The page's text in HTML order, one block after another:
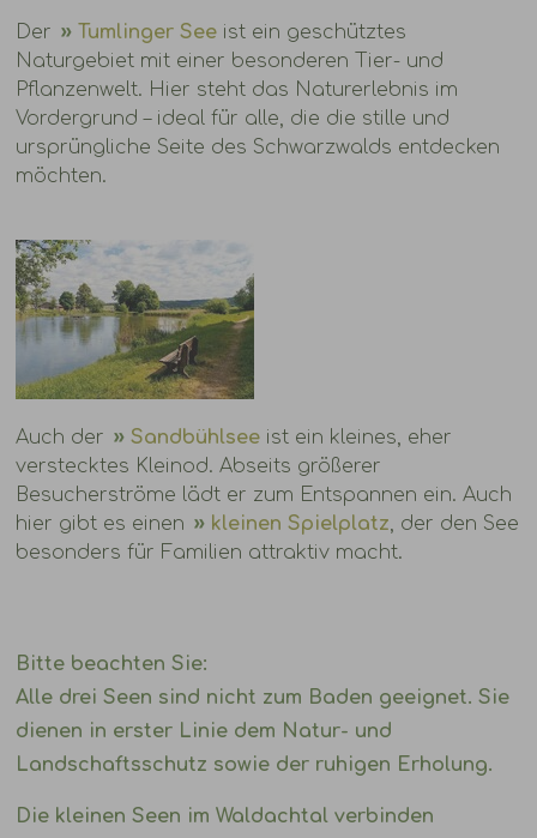
Der Tumlinger See ist ein geschütztes
Naturgebiet mit einer besonderen Tier- und
Pflanzenwelt. Hier steht das Naturerlebnis im
Vordergrund – ideal für alle, die die stille und
ursprüngliche Seite des Schwarzwalds entdecken
möchten.
Auch der Sandbühlsee ist ein kleines, eher
verstecktes Kleinod. Abseits größerer
Besucherströme lädt er zum Entspannen ein. Auch
hier gibt es einen
kleinen Spielplatz, der den See
besonders für Familien attraktiv macht.
Bitte beachten Sie:
Alle drei Seen sind nicht zum Baden geeignet. Sie
dienen in erster Linie dem Natur- und
Landschaftsschutz sowie der ruhigen Erholung.
Die kleinen Seen im Waldachtal verbinden